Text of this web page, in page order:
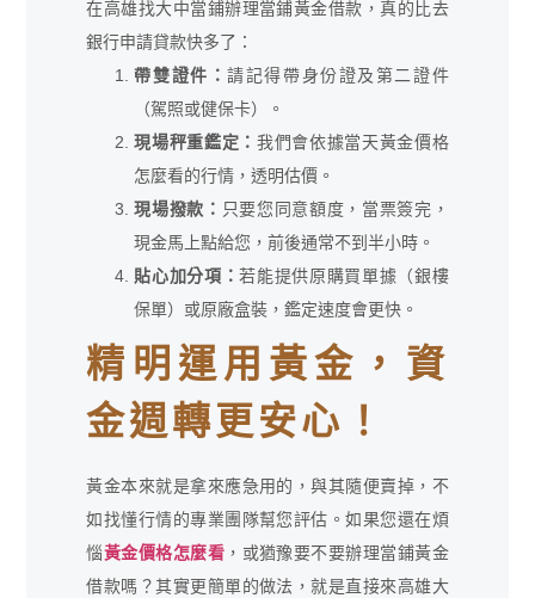
在高雄找大中當鋪辦理當鋪黃金借款，真的比去
銀行申請貸款快多了：
帶雙證件：請記得帶身份證及第二證件
（駕照或健保卡）。
現場秤重鑑定：我們會依據當天黃金價格
怎麼看的行情，透明估價。
現場撥款： 只要您同意額度，當票簽完，
現金馬上點給您，前後通常不到半小時。
貼心加分項：若能提供原購買單據（銀樓
保單）或原廠盒裝，鑑定速度會更快。
精明運用黃金，資
金週轉更安心！
黃金本來就是拿來應急用的，與其隨便賣掉，不
如找懂行情的專業團隊幫您評估。如果您還在煩
惱黃金價格怎麼看 ，或猶豫要不要辦理當鋪黃金
借款嗎？其實更簡單的做法，就是直接來高雄大